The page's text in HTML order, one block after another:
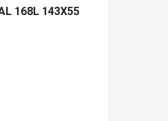
168L 143X55